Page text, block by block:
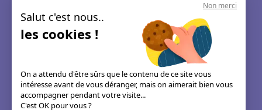
Le concept
Les guides & astuces
Non merci
Salut c'est nous..
les cookies !
On a attendu d'être sûrs que le contenu de ce site vous
intéresse avant de vous déranger, mais on aimerait bien vous
accompagner pendant votre visite...
C'est OK pour vous ?